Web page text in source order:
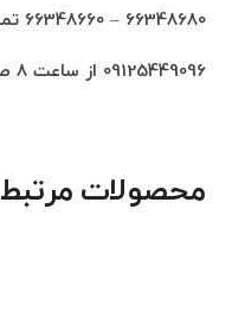
66348680 – 66348660 تماس از 8 صبح تا 6 شب
09125449096 از ساعت 8 صبح تا 10 شب
محصولات مرتبط